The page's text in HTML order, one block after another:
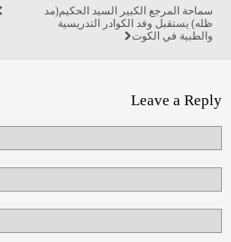
سماحة المرجع الكبير السيد الحكيم(مد
ظله) يستقبل وفد الكوادر التدريسية
والطبية في الكوت
Leave a Reply